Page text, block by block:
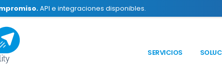
API e integraciones disponibles.
SERVICIOS